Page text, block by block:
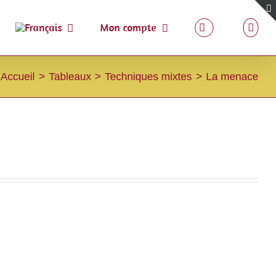
Mon compte
Accueil Tableaux Techniques mixtes La menace